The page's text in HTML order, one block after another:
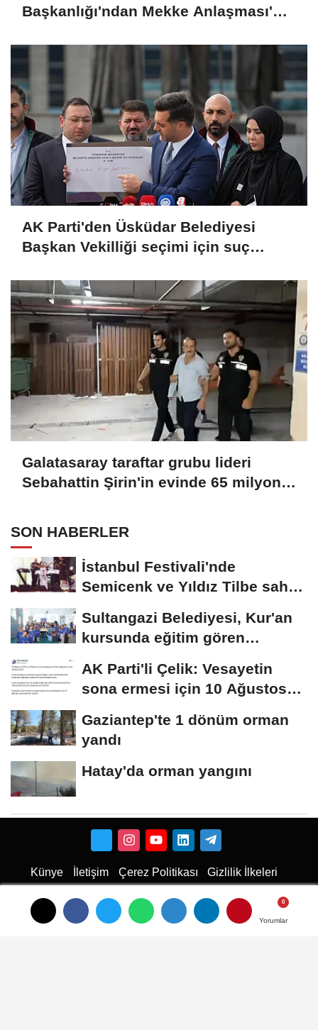
Yorumlar
Yorumlar
Yorumlar
Başkanlığı'ndan Mekke Anlaşması'na
İstanbul'un simgeleri aydınlatıldı
AK Parti'den Üsküdar Belediyesi
Başkan Vekilliği seçimi için suç
Galatasaray taraftar grubu lideri
Sebahattin Şirin'in evinde 65 milyon
SON HABERLER
İstanbul Festivali'nde
Semicenk ve Yıldız Tilbe sahne
Sultangazi Belediyesi, Kur'an
kursunda eğitim gören
AK Parti'li Çelik: Vesayetin
sona ermesi için 10 Ağustos
Gaziantep'te 1 dönüm orman
yandı
Hatay'da orman yangını
Künye İletişim Çerez Politikası Gizlilik İlkeleri
Karaman
Emlak
Karaman Çiçekci
Haber